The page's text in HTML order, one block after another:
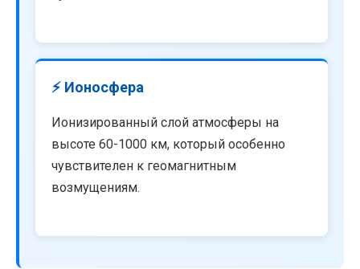
⚡ Ионосфера
Ионизированный слой атмосферы на
высоте 60-1000 км, который особенно
чувствителен к геомагнитным
возмущениям.